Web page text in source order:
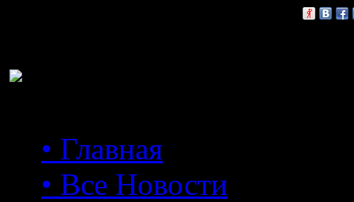
• Главная
• Все Новости